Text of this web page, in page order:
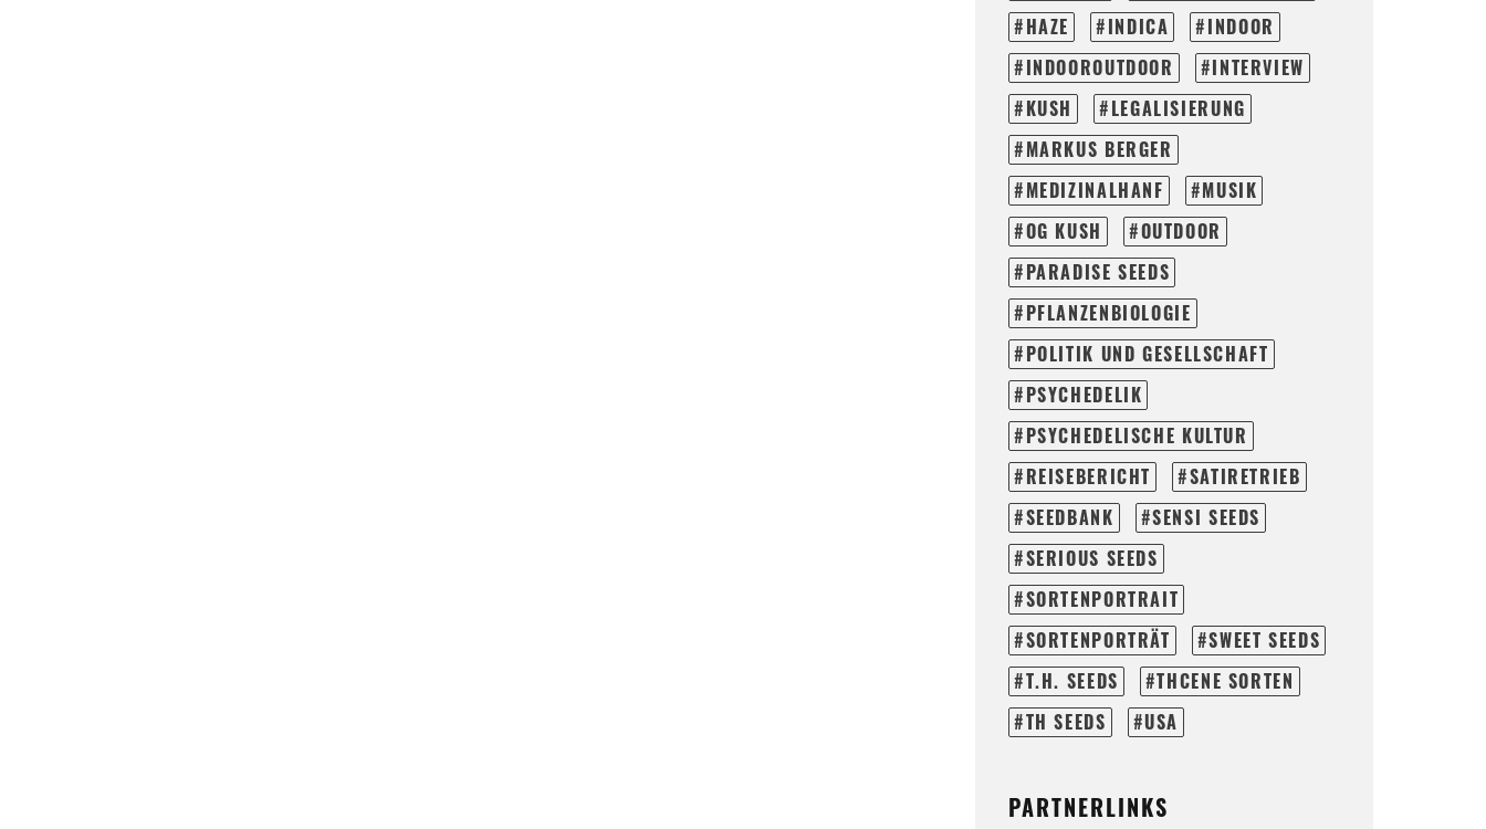
HAZE
INDICA
INDOOR
INDOOROUTDOOR
INTERVIEW
KUSH
LEGALISIERUNG
MARKUS BERGER
MEDIZINALHANF
MUSIK
OG KUSH
OUTDOOR
PARADISE SEEDS
PFLANZENBIOLOGIE
POLITIK UND GESELLSCHAFT
PSYCHEDELIK
PSYCHEDELISCHE KULTUR
REISEBERICHT
SATIRETRIEB
SEEDBANK
SENSI SEEDS
SERIOUS SEEDS
SORTENPORTRAIT
SORTENPORTRÄT
SWEET SEEDS
T.H. SEEDS
THCENE SORTEN
TH SEEDS
USA
PARTNERLINKS